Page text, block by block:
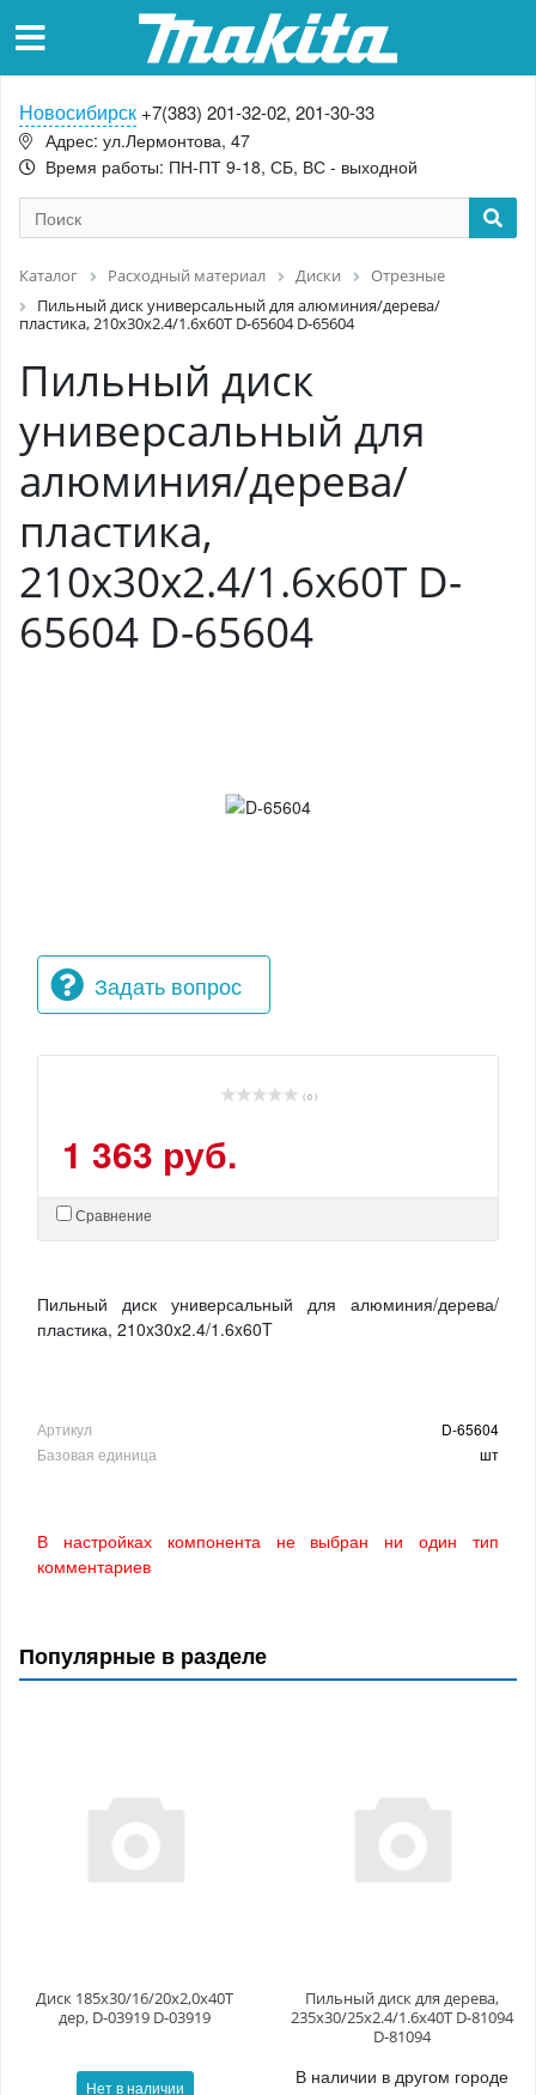
Новосибирск +7(383) 201-32-02, 201-30-33
Адрес: ул.Лермонтова, 47
Время работы: ПН-ПТ 9-18, СБ, ВС - выходной
Каталог Расходный материал Диски
Отрезные
Пильный диск универсальный для алюминия/дерева/
пластика, 210x30x2.4/1.6x60T D-65604 D-65604
Пильный диск
универсальный для
алюминия/дерева/
пластика,
210x30x2.4/1.6x60T D-
65604 D-65604
Задать вопрос
( 0 )
1 363 руб.
Сравнение
Пильный диск универсальный для алюминия/дерева/
пластика, 210x30x2.4/1.6x60T
Артикул
D-65604
Базовая единица
шт
В настройках компонента не выбран ни один тип
комментариев
Популярные в разделе
Диск 185x30/16/20x2,0x40T
дер, D-03919 D-03919
Нет в наличии
Пильный диск для дерева,
235x30/25x2.4/1.6x40T D-81094
D-81094
В наличии в другом городе